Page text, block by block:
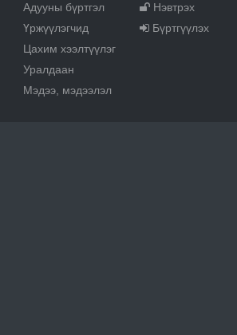
Адууны бүртгэл
Үржүүлэгчид
Цахим хээлтүүлэг
Уралдаан
Мэдээ, мэдээлэл
Нэвтрэх
Бүртгүүлэх